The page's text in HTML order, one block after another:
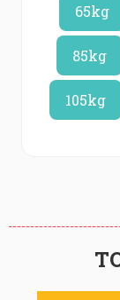
65kg
85kg
105kg